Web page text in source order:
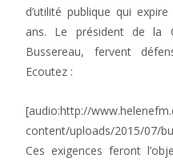
d’utilité publique qui
ans. Le président de la
Bussereau, fervent
Ecoutez :
[audio:http://
content/uploads/2015/07/
Ces exigences feront